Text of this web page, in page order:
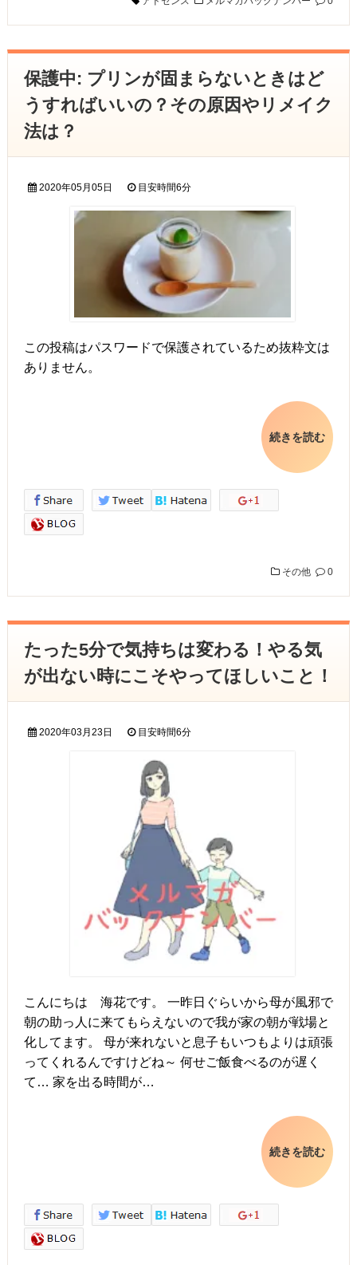
保護中: プリンが固まらないときはど
うすればいいの？その原因やリメイク
法は？
2020年05月05日 目安時間6分
この投稿はパスワードで保護されているため抜粋文は
ありません。
続きを読む
その他 0
たった5分で気持ちは変わる！やる気
が出ない時にこそやってほしいこと！
2020年03月23日 目安時間6分
こんにちは 海花です。 一昨日ぐらいから母が風邪で
朝の助っ人に来てもらえないので我が家の朝が戦場と
化してます。 母が来れないと息子もいつもよりは頑張
ってくれるんですけどね～ 何せご飯食べるのが遅く
て… 家を出る時間が…
続きを読む